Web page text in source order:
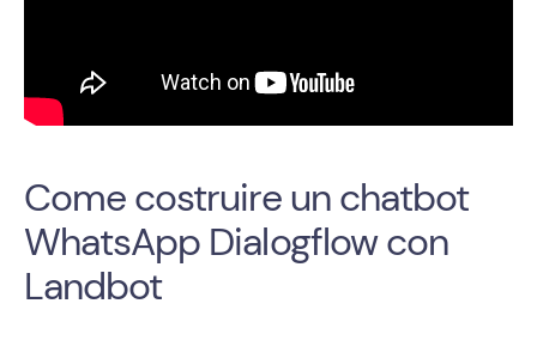
Come costruire un chatbot
WhatsApp Dialogflow con
Landbot